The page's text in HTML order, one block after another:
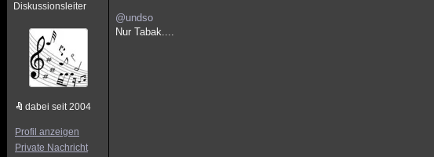
Diskussionsleiter
dabei seit 2004
Profil anzeigen
Private Nachricht
@undso
Nur Tabak....